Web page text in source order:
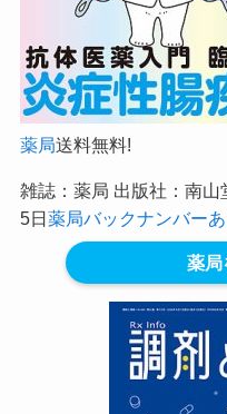
薬局送料無料!
雑誌：薬局 出版社：南山
5日薬局バックナンバーあ
薬局